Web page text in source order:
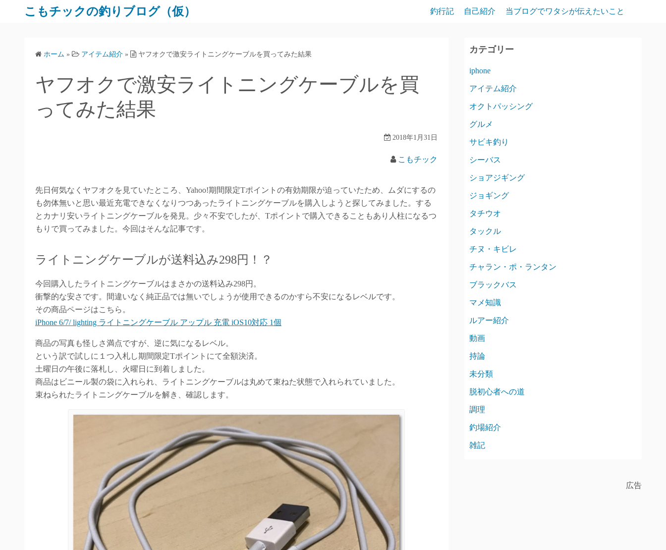
こもチックの釣りブログ（仮） 釣行記 自己紹介 当ブログでワタシが伝えたいこと
ホーム » アイテム紹介 » ヤフオクで激安ライトニングケーブルを買ってみた結果
ヤフオクで激安ライトニングケーブルを買
ってみた結果
2018年1月31日
こもチック
先日何気なくヤフオクを見ていたところ、Yahoo!期間限定Tポイントの有効期限が迫っていたため、ムダにするの
も勿体無いと思い最近充電できなくなりつつあったライトニングケーブルを購入しようと探してみました。する
とカナリ安いライトニングケーブルを発見。少々不安でしたが、Tポイントで購入できることもあり人柱になるつ
もりで買ってみました。今回はそんな記事です。
ライトニングケーブルが送料込み298円！？
今回購入したライトニングケーブルはまさかの送料込み298円。
衝撃的な安さです。間違いなく純正品では無いでしょうが使用できるのかすら不安になるレベルです。
その商品ページはこちら。
iPhone 6/7/ lighting ライトニングケーブル アップル 充電 iOS10対応 1個
商品の写真も怪しさ満点ですが、逆に気になるレベル。
という訳で試しに１つ入札し期間限定Tポイントにて全額決済。
土曜日の午後に落札し、火曜日に到着しました。
商品はビニール製の袋に入れられ、ライトニングケーブルは丸めて束ねた状態で入れられていました。
束ねられたライトニングケーブルを解き、確認します。
カテゴリー
iphone
アイテム紹介
オクトパッシング
グルメ
サビキ釣り
シーバス
ショアジギング
ジョギング
タチウオ
タックル
チヌ・キビレ
チャラン・ポ・ランタン
ブラックバス
マメ知識
ルアー紹介
動画
持論
未分類
脱初心者への道
調理
釣場紹介
雑記
広告